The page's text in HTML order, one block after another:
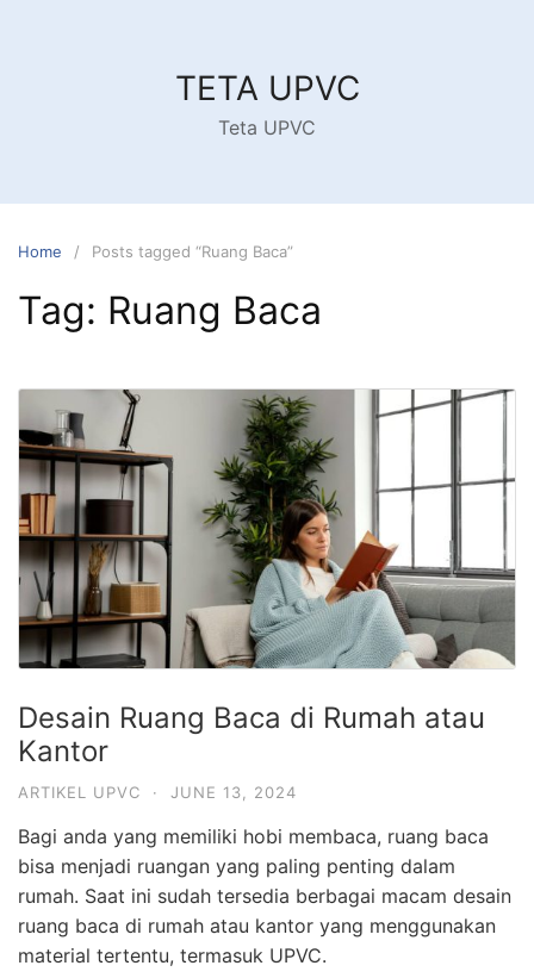
TETA UPVC
Teta UPVC
Home Posts tagged “Ruang Baca”
Tag: Ruang Baca
Desain Ruang Baca di Rumah atau
Kantor
ARTIKEL UPVC · JUNE 13, 2024
Bagi anda yang memiliki hobi membaca, ruang baca
bisa menjadi ruangan yang paling penting dalam
rumah. Saat ini sudah tersedia berbagai macam desain
ruang baca di rumah atau kantor yang menggunakan
material tertentu, termasuk UPVC.